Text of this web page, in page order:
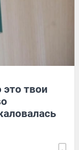
это твои